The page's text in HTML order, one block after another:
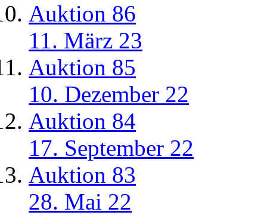
Auktion 86
11. März 23
Auktion 85
10. Dezember 22
Auktion 84
17. September 22
Auktion 83
28. Mai 22